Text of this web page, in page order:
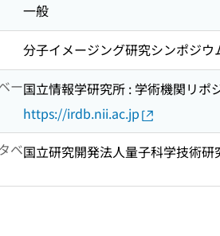
一般
分子イメージング研究シンポジウ
ー国立情報学研究所 : 学術機関リポ
https://irdb.nii.ac.jp
ベ国立研究開発法人量子科学技術